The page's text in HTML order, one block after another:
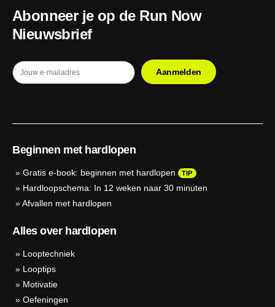
Abonneer je op de Run Now
Nieuwsbrief
Beginnen met hardlopen
» Gratis e-book: beginnen met hardlopen TIP
» Hardloopschema: In 12 weken naar 30 minuten
»Afvallen met hardlopen
Alles over hardlopen
» Looptechniek
» Looptips
» Motivatie
» Oefeningen